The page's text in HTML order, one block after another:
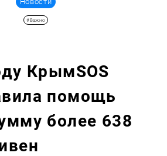
#Важно
КрымSOS
помощь
более 638